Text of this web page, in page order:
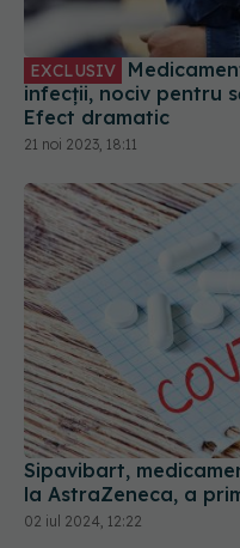
EXCLUSIV
infecții, nociv pentru
Efect dramatic
21 noi 2023, 18:11
Sipavibart,
la AstraZeneca, a
02 iul 2024, 12:22